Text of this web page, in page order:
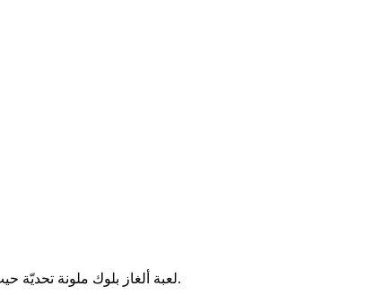
لعبة ألغاز بلوك ملونة تحديّة حيث ترتب قطع البلوكات الملونة في مساحات محدودة. اختبر وعيك المكاني ومهارات التخطيط من خلال مستويات كولور بلوك جام المتزايدة التعقيد.